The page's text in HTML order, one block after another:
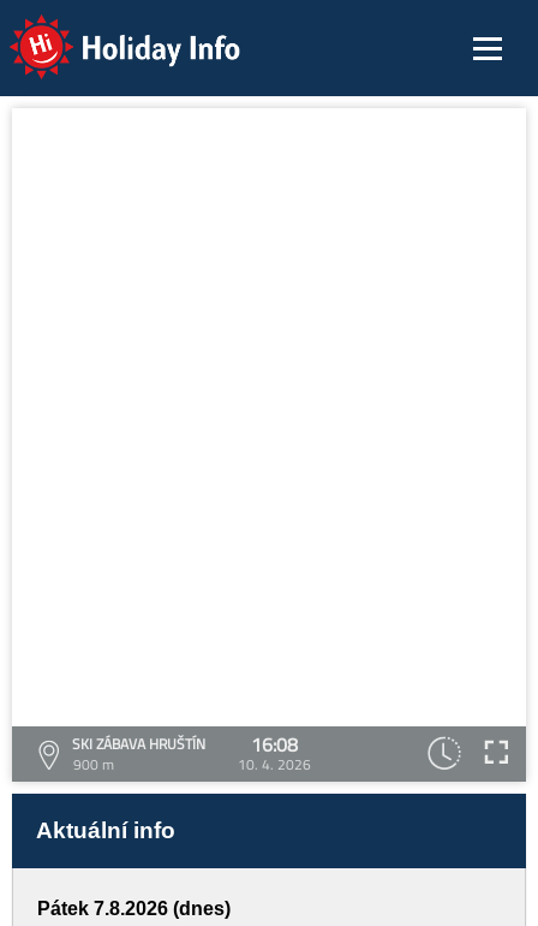
Holiday Info
SKI ZÁBAVA HRUŠTÍN
900 m
16:08
10. 4. 2026
Aktuální info
Pátek 7.8.2026 (dnes)